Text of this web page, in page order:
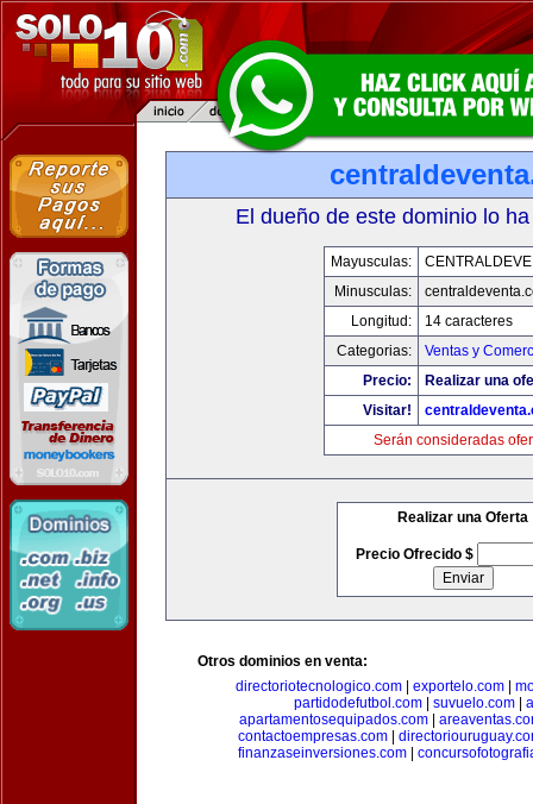
El dueño de este dominio lo
Mayusculas:
Minusculas:
Longitud:
14 caracteres
Categorias:
Ventas y
Precio:
Realizar una
Visitar!
Serán consideradas
Realizar una Oferta
Precio Ofrecido $
Otros dominios en venta:
directoriotecnologico.com
exportelo.com
partidodefutbol.com| suvuelo.com|
apartamentosequipados.com|
contactoempresas.com
finanzaseinversiones.com